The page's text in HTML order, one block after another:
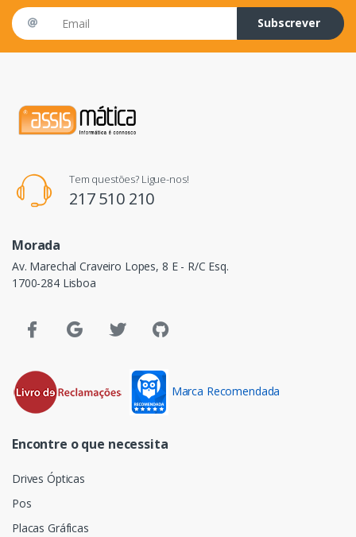
Email address
Subscrever
Tem questões? Ligue-nos!
217 510 210
Morada
Av. Marechal Craveiro Lopes, 8 E - R/C Esq.
1700-284 Lisboa
Marca Recomendada
Encontre o que necessita
Drives Ópticas
Pos
Placas Gráficas